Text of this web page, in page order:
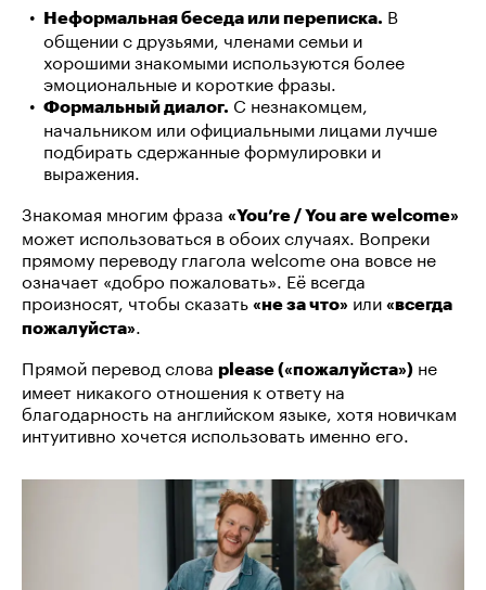
Неформальная беседа или переписка. В
общении с друзьями, членами семьи и
хорошими знакомыми используются более
эмоциональные и короткие фразы.
Формальный диалог. С незнакомцем,
начальником или официальными лицами лучше
подбирать сдержанные формулировки и
выражения.
Знакомая многим фраза «You’re / You are welcome»
может использоваться в обоих случаях. Вопреки
прямому переводу глагола welcome она вовсе не
означает «добро пожаловать». Её всегда
произносят, чтобы сказать «не за что» или «всегда
пожалуйста».
Прямой перевод слова please («пожалуйста») не
имеет никакого отношения к ответу на
благодарность на английском языке, хотя новичкам
интуитивно хочется использовать именно его.